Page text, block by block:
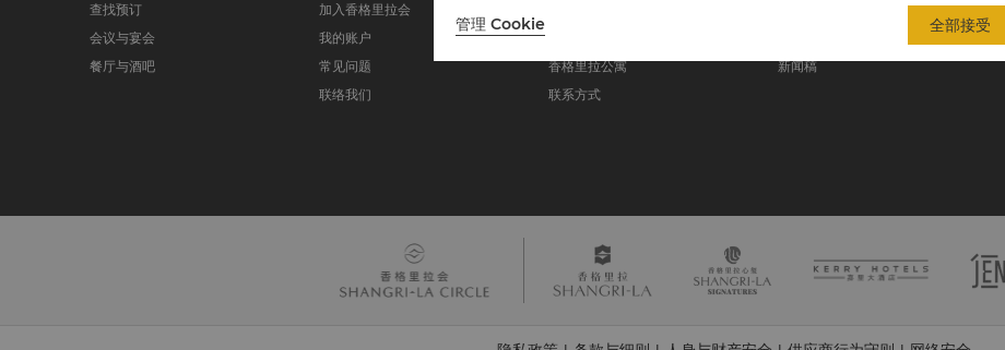
查找预订
会议与宴会
餐厅与酒吧
加入香格里拉会
我的账户
常见问题
联络我们
香格里拉公寓
联系方式
新闻稿
管理 Cookie 全部接受